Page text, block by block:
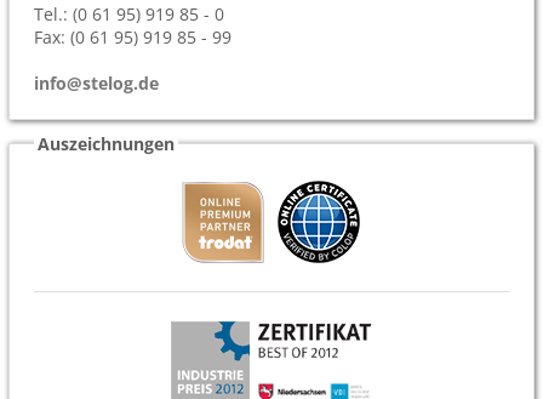
Tel.: (0 61 95) 919 85 - 0
Fax: (0 61 95) 919 85 - 99
info@stelog.de
Auszeichnungen